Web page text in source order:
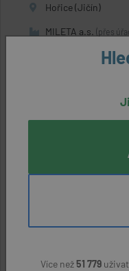
Hořice (Jičín)
MILETA a.s. (přes
23300 - 25000 Kč
ŘIDIČ /
Více než51 779